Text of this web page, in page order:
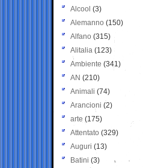
Alcool (3)
Alemanno (150)
Alfano (315)
Alitalia (123)
Ambiente (341)
AN (210)
Animali (74)
Arancioni (2)
arte (175)
Attentato (329)
Auguri (13)
Batini (3)